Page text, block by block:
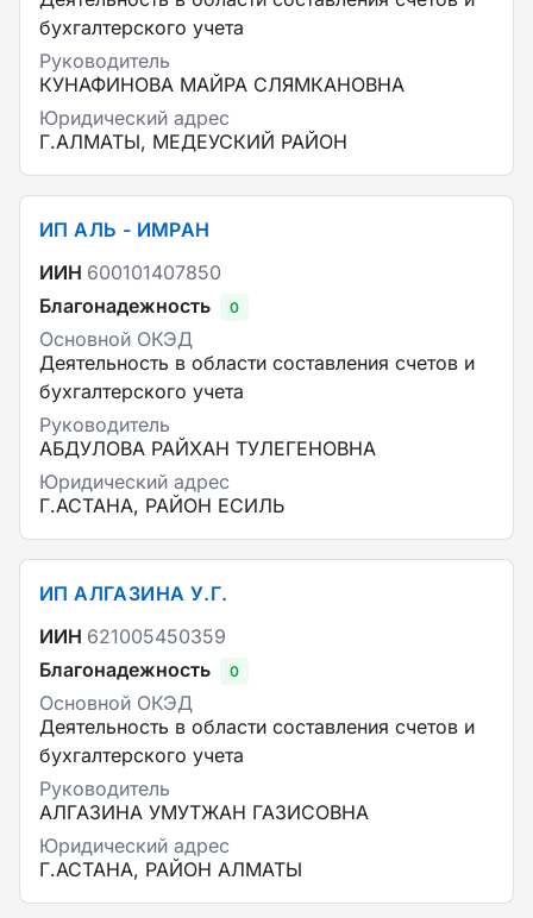
бухгалтерского учета
Руководитель
КУНАФИНОВА МАЙРА СЛЯМКАНОВНА
Юридический адрес
Г.АЛМАТЫ, МЕДЕУСКИЙ РАЙОН
ИП АЛЬ - ИМРАН
ИИН 600101407850
Благонадежность
0
Основной ОКЭД
Деятельность в области составления счетов и
бухгалтерского учета
Руководитель
АБДУЛОВА РАЙХАН ТУЛЕГЕНОВНА
Юридический адрес
Г.АСТАНА, РАЙОН ЕСИЛЬ
ИП АЛГАЗИНА У.Г.
ИИН 621005450359
Благонадежность
0
Основной ОКЭД
Деятельность в области составления счетов и
бухгалтерского учета
Руководитель
АЛГАЗИНА УМУТЖАН ГАЗИСОВНА
Юридический адрес
Г.АСТАНА, РАЙОН АЛМАТЫ